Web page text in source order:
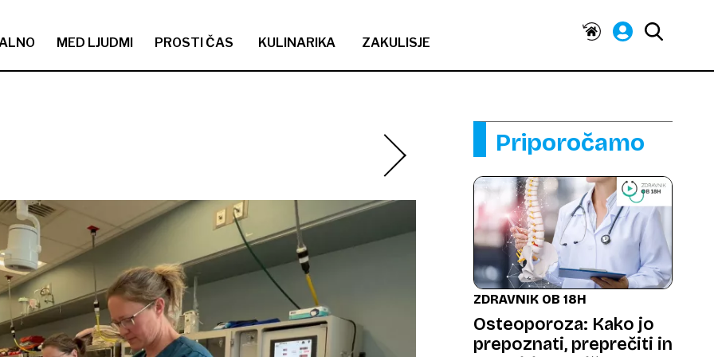
MED LJUDMI PROSTI ČAS KULINARIKA ZAKULISJE
Priporočamo
ZDRAVNIK OB 18H
Osteoporoza: Kako jo
prepoznati, preprečiti in